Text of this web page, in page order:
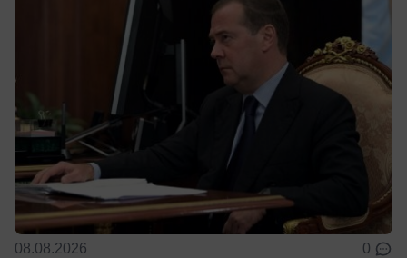
08.08.2026 0